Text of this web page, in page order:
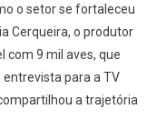
o setor se fortaleceu
Cerqueira, o produtor
com 9 mil aves, que
entrevista para a TV
a trajetória